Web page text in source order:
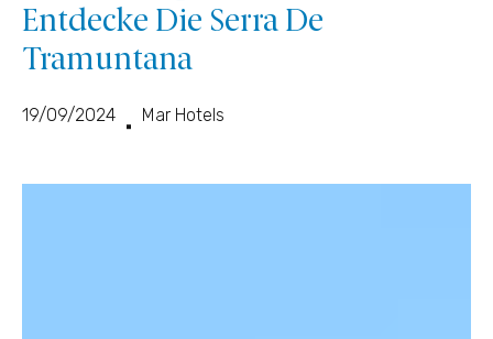
Entdecke Die Serra De
Tramuntana
19/09/2024 Mar Hotels